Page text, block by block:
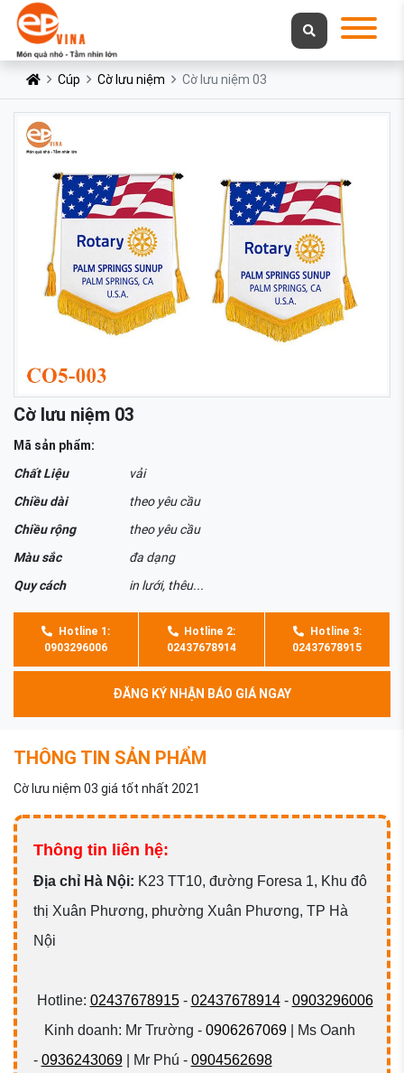
Cúp Cờ lưu niệm Cờ lưu niệm 03
Cờ lưu niệm 03
Mã sản phẩm:
Chất Liệu
vải
Chiều dài
theo yêu cầu
Chiều rộng
theo yêu cầu
Màu sắc
đa dạng
Quy cách
in lưới, thêu...
Hotline 1:
0903296006
Hotline 2:
02437678914
Hotline 3:
02437678915
ĐĂNG KÝ NHẬN BÁO GIÁ NGAY
THÔNG TIN SẢN PHẨM
Cờ lưu niệm 03 giá tốt nhất 2021
Thông tin liên hệ:
Địa chỉ Hà Nội: K23 TT10, đường Foresa 1, Khu đô
thị Xuân Phương, phường Xuân Phương, TP Hà
Nội
Hotline: 02437678915- 02437678914- 0903296006
Kinh doanh: Mr Trường - 0906267069| Ms Oanh
- 0936243069| Mr Phú - 0904562698